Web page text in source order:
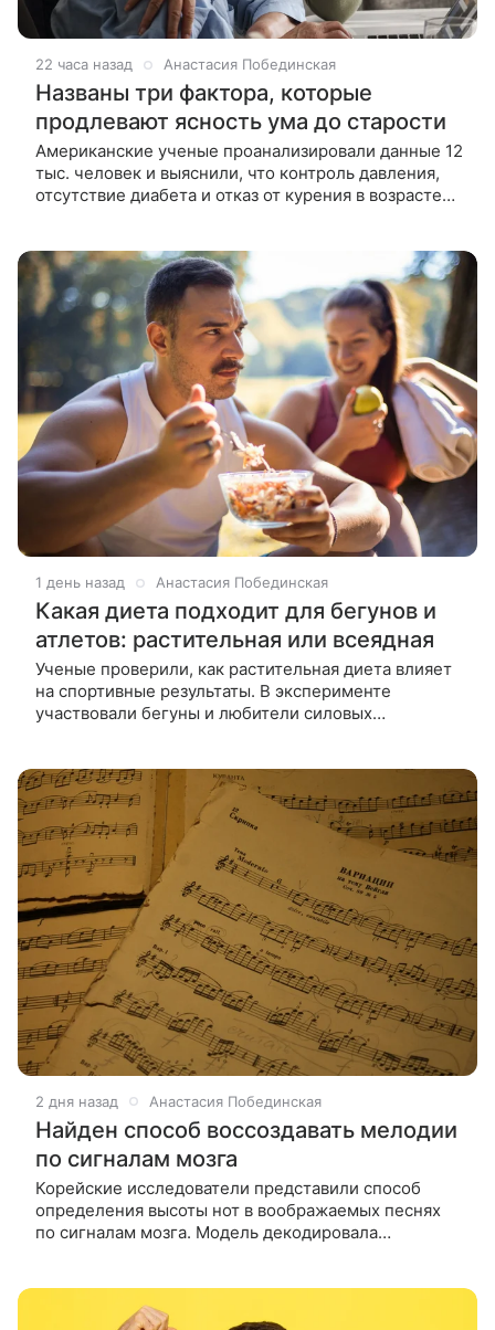
22 часа назад Анастасия Побединская
Названы три фактора, которые
продлевают ясность ума до старости
Американские ученые проанализировали данные 12
тыс. человек и выяснили, что контроль давления,
отсутствие диабета и отказ от курения в возрасте
1 день назад Анастасия Побединская
Какая диета подходит для бегунов и
атлетов: растительная или всеядная
Ученые проверили, как растительная диета влияет
на спортивные результаты. В эксперименте
участвовали бегуны и любители силовых
2 дня назад Анастасия Побединская
Найден способ воссоздавать мелодии
по сигналам мозга
Корейские исследователи представили способ
определения высоты нот в воображаемых песнях
по сигналам мозга. Модель декодировала